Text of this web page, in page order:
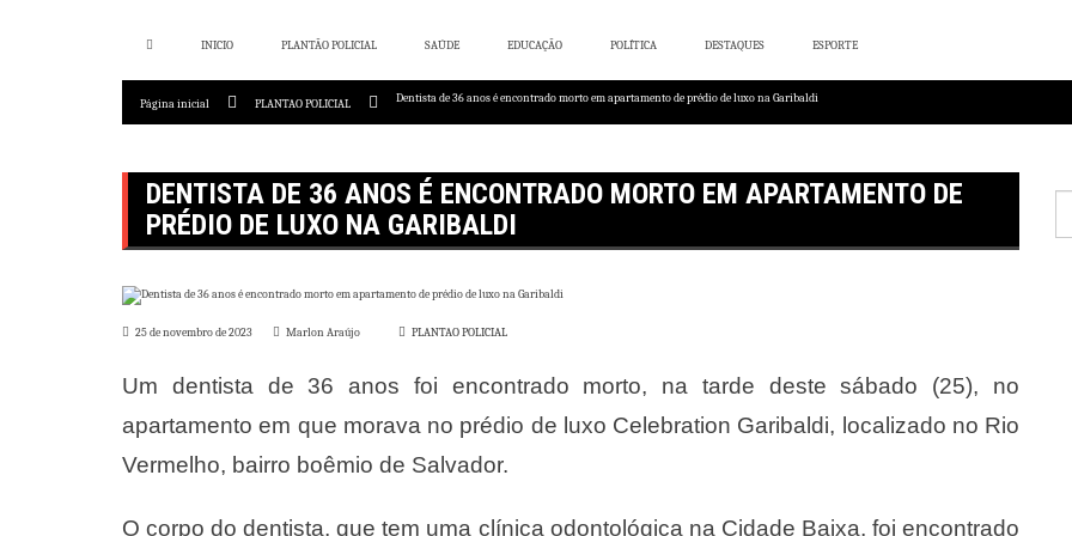
INICIO PLANTÃO POLICIAL SAÚDE EDUCAÇÃO POLÍTICA DESTAQUES ESPORTE
Página inicial PLANTAO POLICIAL Dentista de 36 anos é encontrado morto em apartamento de prédio de luxo na Garibaldi
DENTISTA DE 36 ANOS É ENCONTRADO MORTO EM APARTAMENTO DE
PRÉDIO DE LUXO NA GARIBALDI
25 de novembro de 2023 Marlon Araújo PLANTAO POLICIAL
Um dentista de 36 anos foi encontrado morto, na tarde deste sábado (25), no
apartamento em que morava no prédio de luxo Celebration Garibaldi, localizado no Rio
Vermelho, bairro boêmio de Salvador.
O corpo do dentista, que tem uma clínica odontológica na Cidade Baixa, foi encontrado